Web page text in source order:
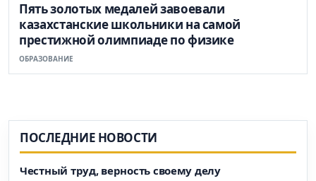
Пять золотых медалей завоевали
казахстанские школьники на самой
престижной олимпиаде по физике
ОБРАЗОВАНИЕ
ПОСЛЕДНИЕ НОВОСТИ
Честный труд, верность своему делу